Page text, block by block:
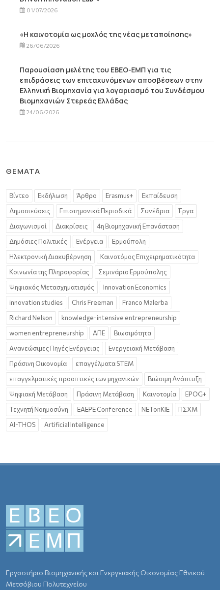
01/07/2026
«Η καινοτομία ως μοχλός της νέας μεταποίησης»
26/06/2026
Παρουσίαση μελέτης του ΕΒΕΟ-ΕΜΠ για τις
επιδράσεις των επιταχυνόμενων αποσβέσεων στην
Ελληνική Βιομηχανία για λογαριασμό του Συνδέσμου
Βιομηχανιών Στερεάς Ελλάδας
24/06/2026
ΘΈΜΑΤΑ
Βίντεο Εκδήλωση Άρθρο Erasmus+
Εκπαίδευση
Δημοσιεύσεις
Επιστημονικά Περιοδικά Συνέδρια
Έργα
Διαγωνισμοί
Διακρίσεις
4η Βιομηχανική Επανάσταση
Δημόσιες Πολιτικές
Ενέργεια
Ερμούπολη
Ηλεκτρονική Διακυβέρνηση
Καινοτόμος Επιχειρηματικότητα
Κοινωνία της Πληροφορίας
Σεμινάριο Ερμούπολης
Ψηφιακός Μετασχηματισμός
Innovation Economics
innovation studies
Chris Freeman
Franco Malerba
Richard Nelson
knowledge-intensive entrepreneurship
women entrepreneurship
ΑΠΕ
Βιωσιμότητα
Ανανεώσιμες Πηγές Ενέργειας
Ενεργειακή Μετάβαση
Πράσινη Οικονομία
επαγγέλματα STEM
επαγγελματικές προοπτικές των μηχανικών
Βιώσιμη Ανάπτυξη
Ψηφιακή Μετάβαση
Πράσινη Μετάβαση Καινοτομία
EPOG+
Τεχνητή Νοημοσύνη
EAEPE Conference NETonKIE
ΠΣΧΜ
AI-THOS
Artificial Intelligence
Εργαστήριο Βιομηχανικής και Ενεργειακής Οικονομίας Εθνικού
Μετσόβιου Πολυτεχνείου